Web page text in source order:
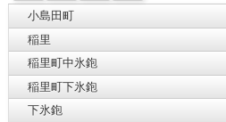
小島田町
稲里
稲里町中氷鉋
稲里町下氷鉋
下氷鉋